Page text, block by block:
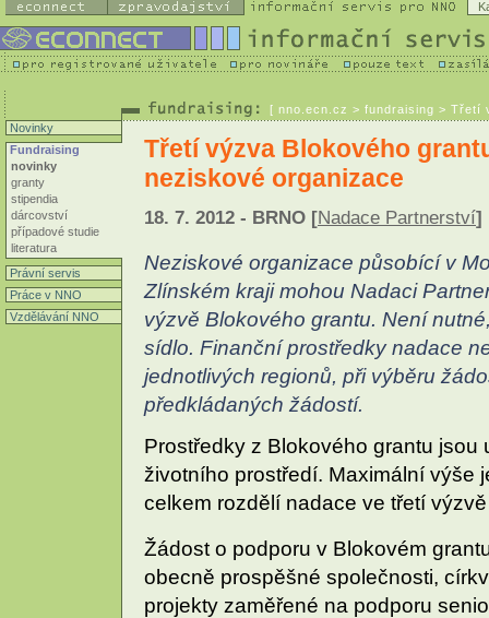
[ nno.ecn.cz > fundraising > Třetí
Novinky
Fundraising
novinky
granty
stipendia
dárcovství
případové studie
literatura
Právní servis
Práce v NNO
Vzdělávání NNO
Třetí výzva Blokového
neziskové organizace
18. 7. 2012 - BRNO [Nadace Partnerství]
Neziskové organizace působící v
Zlínském kraji mohou Nadaci
výzvě Blokového grantu. Není
sídlo. Finanční prostředky nadace
jednotlivých regionů, při výběru
předkládaných žádostí.
Prostředky z Blokového grantu
životního prostředí. Maximální výše
celkem rozdělí nadace ve třetí
Žádost o podporu v Blokovém
obecně prospěšné společnosti,
projekty zaměřené na podporu